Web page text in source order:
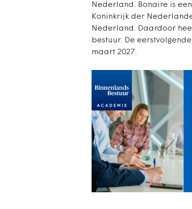
Nederland. Bonaire is
Koninkrijk der
Nederland. Daardoor
bestuur. De
maart 2027.